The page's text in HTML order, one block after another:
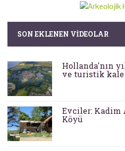
SON EKLENEN VIDEOLAR
Hollanda'nın
ve turistik
Evciler: Kadim
Köyü